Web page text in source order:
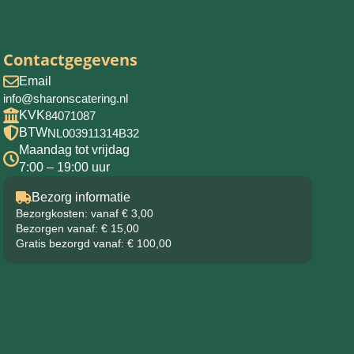
Contactgegevens
Email
info@sharonscatering.nl
KVK84071087
BTWNL003911314B32
Maandag tot vrijdag
7:00 – 19:00 uur
Bezorg informatie
Bezorgkosten: vanaf € 3,00
Bezorgen vanaf: € 15,00
Gratis bezorgd vanaf: € 100,00